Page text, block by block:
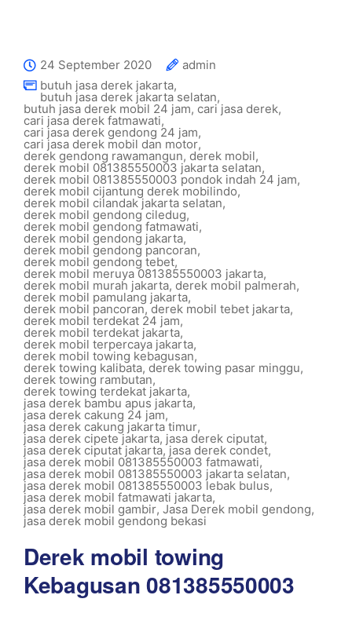
24 September 2020
admin
butuh jasa derek jakarta,
butuh jasa derek jakarta selatan,
butuh jasa derek mobil 24 jam, cari jasa derek,
cari jasa derek fatmawati,
cari jasa derek gendong 24 jam,
cari jasa derek mobil dan motor,
derek gendong rawamangun, derek mobil,
derek mobil 081385550003 jakarta selatan,
derek mobil 081385550003 pondok indah 24 jam,
derek mobil cijantung derek mobilindo,
derek mobil cilandak jakarta selatan,
derek mobil gendong ciledug,
derek mobil gendong fatmawati,
derek mobil gendong jakarta,
derek mobil gendong pancoran,
derek mobil gendong tebet,
derek mobil meruya 081385550003 jakarta,
derek mobil murah jakarta, derek mobil palmerah,
derek mobil pamulang jakarta,
derek mobil pancoran,derek mobil tebet jakarta,
derek mobil terdekat 24 jam,
derek mobil terdekat jakarta,
derek mobil terpercaya jakarta,
derek mobil towing kebagusan,
derek towing kalibata, derek towing pasar minggu,
derek towing rambutan,
derek towing terdekat jakarta,
jasa derek bambu apus jakarta,
jasa derek cakung 24 jam,
jasa derek cakung jakarta timur,
jasa derek cipete jakarta, jasa derek ciputat,
jasa derek ciputat jakarta,jasa derek condet,
jasa derek mobil 081385550003 fatmawati,
jasa derek mobil 081385550003 jakarta selatan,
jasa derek mobil 081385550003 lebak bulus,
jasa derek mobil fatmawati jakarta,
jasa derek mobil gambir, Jasa Derek mobil gendong,
jasa derek mobil gendong bekasi
Derek mobil towing
Kebagusan 081385550003